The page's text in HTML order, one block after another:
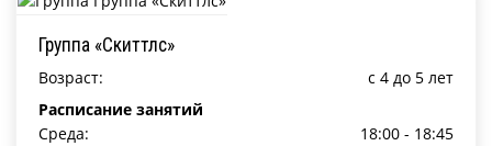
Группа «Скиттлс»
Возраст:
c 4 до 5 лет
Расписание занятий
Среда:
18:00 - 18:45